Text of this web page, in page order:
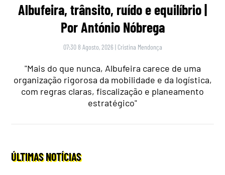
Albufeira, trânsito, ruído e equilíbrio |
Por António Nóbrega
07:30 8 Agosto, 2026 | Cristina Mendonça
"Mais do que nunca, Albufeira carece de uma
organização rigorosa da mobilidade e da logística,
com regras claras, fiscalização e planeamento
estratégico"
ÚLTIMAS NOTÍCIAS